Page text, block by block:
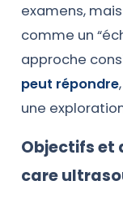
examens,
comme un
approche
peut répondre
une
Objectifs
care